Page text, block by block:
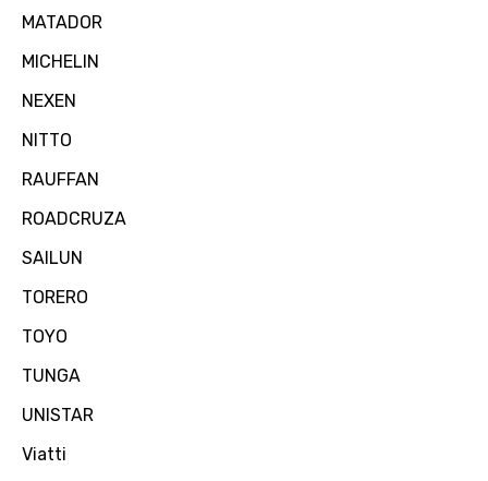
MATADOR
MICHELIN
NEXEN
NITTO
RAUFFAN
ROADCRUZA
SAILUN
TORERO
TOYO
TUNGA
UNISTAR
Viatti